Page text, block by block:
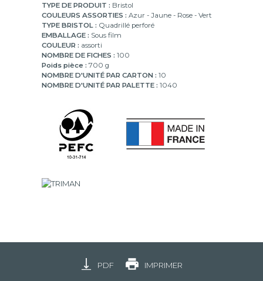
TYPE DE PRODUIT : Bristol
COULEURS ASSORTIES : Azur - Jaune - Rose - Vert
TYPE BRISTOL : Quadrillé perforé
EMBALLAGE : Sous film
COULEUR : assorti
NOMBRE DE FICHES : 100
Poids pièce : 700 g
NOMBRE D'UNITÉ PAR CARTON : 10
NOMBRE D'UNITÉ PAR PALETTE : 1040
PDF IMPRIMER